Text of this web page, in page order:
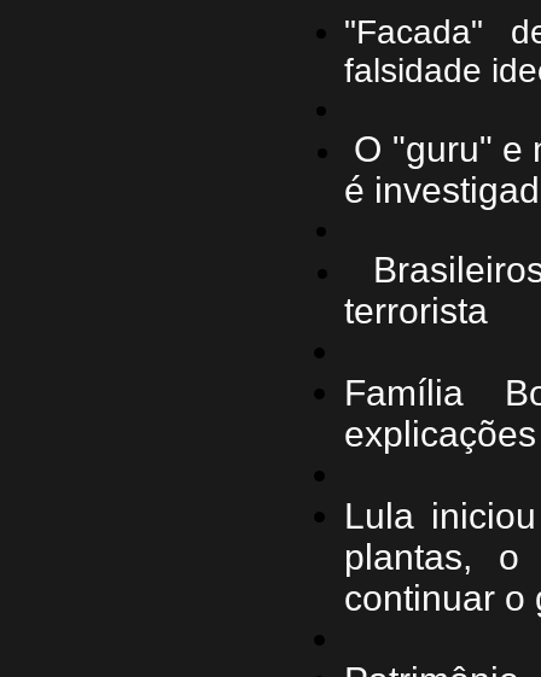
"Facada"
falsidade
O "guru" e
é
terrorista
Família
Lula
plantas, o
continuar o